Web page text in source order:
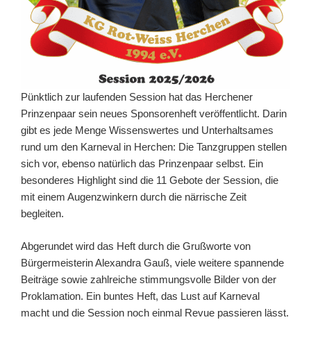
Pünktlich zur laufenden Session hat das Herchener
Prinzenpaar sein neues Sponsorenheft veröffentlicht. Darin
gibt es jede Menge Wissenswertes und Unterhaltsames
rund um den Karneval in Herchen: Die Tanzgruppen stellen
sich vor, ebenso natürlich das Prinzenpaar selbst. Ein
besonderes Highlight sind die 11 Gebote der Session, die
mit einem Augenzwinkern durch die närrische Zeit
begleiten.
Abgerundet wird das Heft durch die Grußworte von
Bürgermeisterin Alexandra Gauß, viele weitere spannende
Beiträge sowie zahlreiche stimmungsvolle Bilder von der
Proklamation. Ein buntes Heft, das Lust auf Karneval
macht und die Session noch einmal Revue passieren lässt.